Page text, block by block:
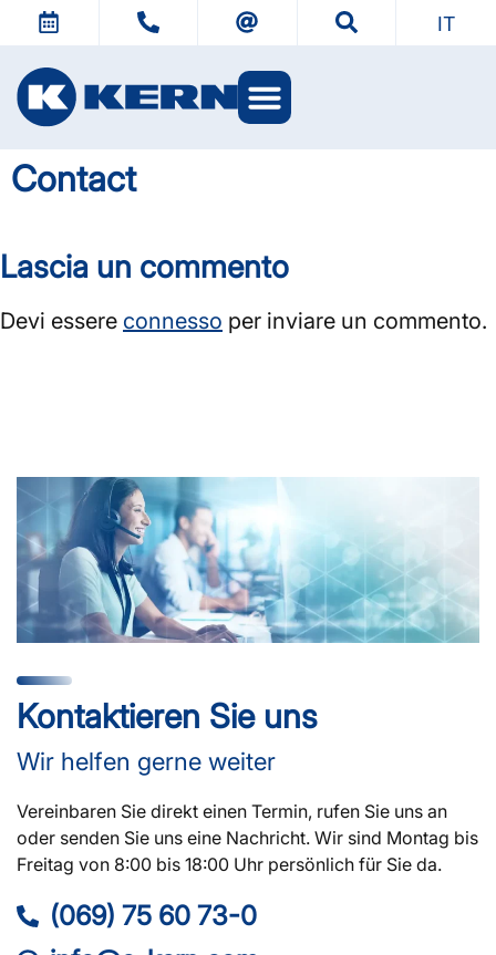
IT
Contact
Lascia un commento
Devi essere connesso per inviare un commento.
Kontaktieren Sie uns
Wir helfen gerne weiter
Vereinbaren Sie direkt einen Termin, rufen Sie uns an
oder senden Sie uns eine Nachricht. Wir sind Montag bis
Freitag von 8:00 bis 18:00 Uhr persönlich für Sie da.
(069) 75 60 73-0